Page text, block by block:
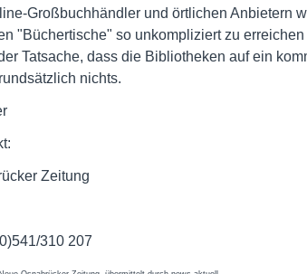
Großbuchhändler und örtlichen Anbietern
"Büchertische" so unkompliziert zu
Tatsache, dass die Bibliotheken auf ein
nichts.
Zeitung
310 207